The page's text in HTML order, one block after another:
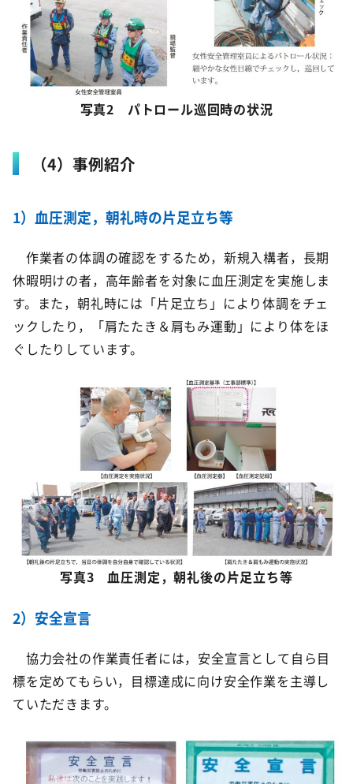
写真2 パトロール巡回時の状況
（4）事例紹介
1）血圧測定，朝礼時の片足立ち等
作業者の体調の確認をするため，新規入構者，長期
休暇明けの者，高年齢者を対象に血圧測定を実施しま
す。また，朝礼時には「片足立ち」により体調をチェ
ックしたり，「肩たたき＆肩もみ運動」により体をほ
ぐしたりしています。
写真3 血圧測定，朝礼後の片足立ち等
2）安全宣言
協力会社の作業責任者には，安全宣言として自ら目
標を定めてもらい，目標達成に向け安全作業を主導し
ていただきます。